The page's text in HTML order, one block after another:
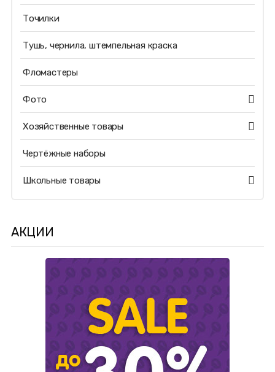
Точилки
Тушь, чернила, штемпельная краска
Фломастеры
Фото
Хозяйственные товары
Чертёжные наборы
Школьные товары
АКЦИИ